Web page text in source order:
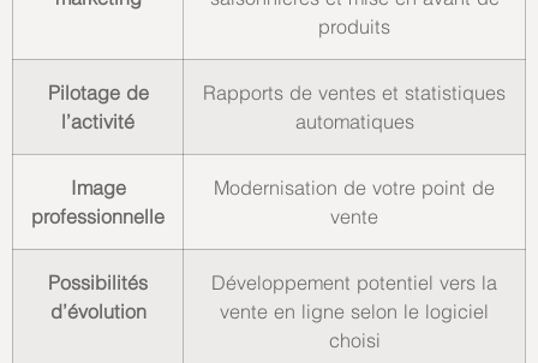
produits
Pilotage de
l’activité
Rapports de ventes et statistiques
automatiques
Image
professionnelle
Modernisation de votre point de
vente
Possibilités
d’évolution
Développement potentiel vers la
vente en ligne selon le logiciel
choisi